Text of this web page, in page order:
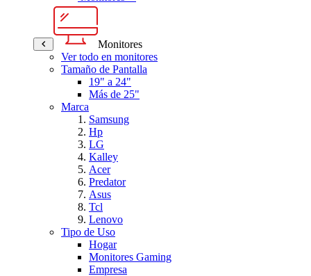
Monitores
Ver todo en monitores
Tamaño de Pantalla
19" a 24"
Más de 25"
Marca
Samsung
Hp
LG
Kalley
Acer
Predator
Asus
Tcl
Lenovo
Tipo de Uso
Hogar
Monitores Gaming
Empresa